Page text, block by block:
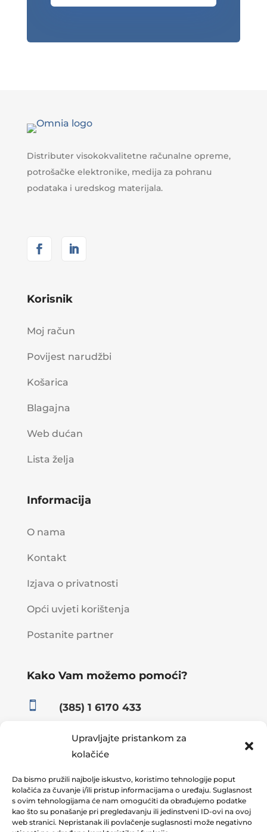
Upravljajte pristankom za
kolačiće
Da bismo pružili najbolje iskustvo, koristimo tehnologije poput
kolačića za čuvanje i/ili pristup informacijama o uređaju. Suglasnost
s ovim tehnologijama će nam omogućiti da obrađujemo podatke
kao što su ponašanje pri pregledavanju ili jedinstveni ID-ovi na ovoj
web stranici. Nepristanak ili povlačenje suglasnosti može negativno
Distributer visokokvalitetne računalne opreme,
potrošačke elektronike, medija za pohranu
podataka i uredskog materijala.
Korisnik
Moj račun
Povijest narudžbi
Košarica
Blagajna
Web dućan
Lista želja
Informacija
O nama
Kontakt
Izjava o privatnosti
Opći uvjeti korištenja
Postanite partner
Kako Vam možemo pomoći?
 (385) 1 6170 433
08:00 – 15:30

Adresa:
Koturaška 69
10000 Zagreb, Hrvatska